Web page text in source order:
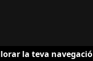
la teva navegació